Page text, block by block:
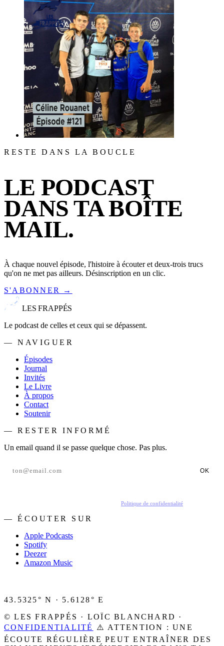
RESTE DANS LA BOUCLE
LE PODCAST
DANS TA BOÎTE
MAIL.
À chaque nouvel épisode, l'histoire à écouter et deux-trois trucs
qu'on ne met pas ailleurs. Désinscription en un clic.
S'ABONNER →
LES FRAPPÉS
Le podcast de celles et ceux qui se dépassent.
— NAVIGUER
Épisodes
Journal
Invités
Le Livre
À propos
Contact
Soutenir
— RESTER INFORMÉ
Un email quand il se passe quelque chose. Pas plus.
OK
Politique de confidentialité
— ÉCOUTER SUR
Apple Podcasts
Spotify
Deezer
Amazon Music
43.5325° N · 5.6128° E
© LES FRAPPÉS · LOÏC BLANCHARD ·
CONFIDENTIALITÉ
⚠️ ATTENTION : UNE
ÉCOUTE RÉGULIÈRE PEUT ENTRAÎNER DES